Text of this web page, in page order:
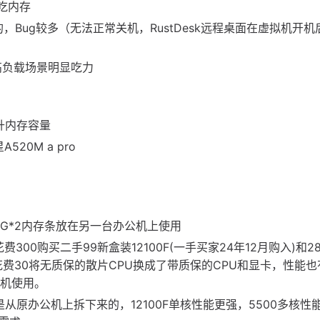
内存
Bug较多（无法正常关机，RustDesk远程桌面在虚拟机开机
载场景明显吃力
内存容量
A520M a pro
内存条放在另一台办公机上使用
300购买二手99新盒装12100F(一手买家24年12月购入)和
30将无质保的散片CPU换成了带质保的CPU和显卡，性能也
使用。
原办公机上拆下来的，12100F单核性能更强，5500多核性